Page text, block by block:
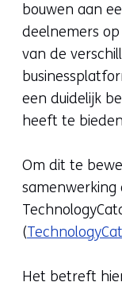
bouwen aan
deelnemers
van de
een duidelijk
heeft te
Om dit te
(
Het betreft